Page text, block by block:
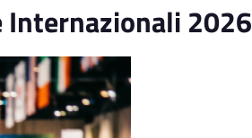
Internazionali 2026